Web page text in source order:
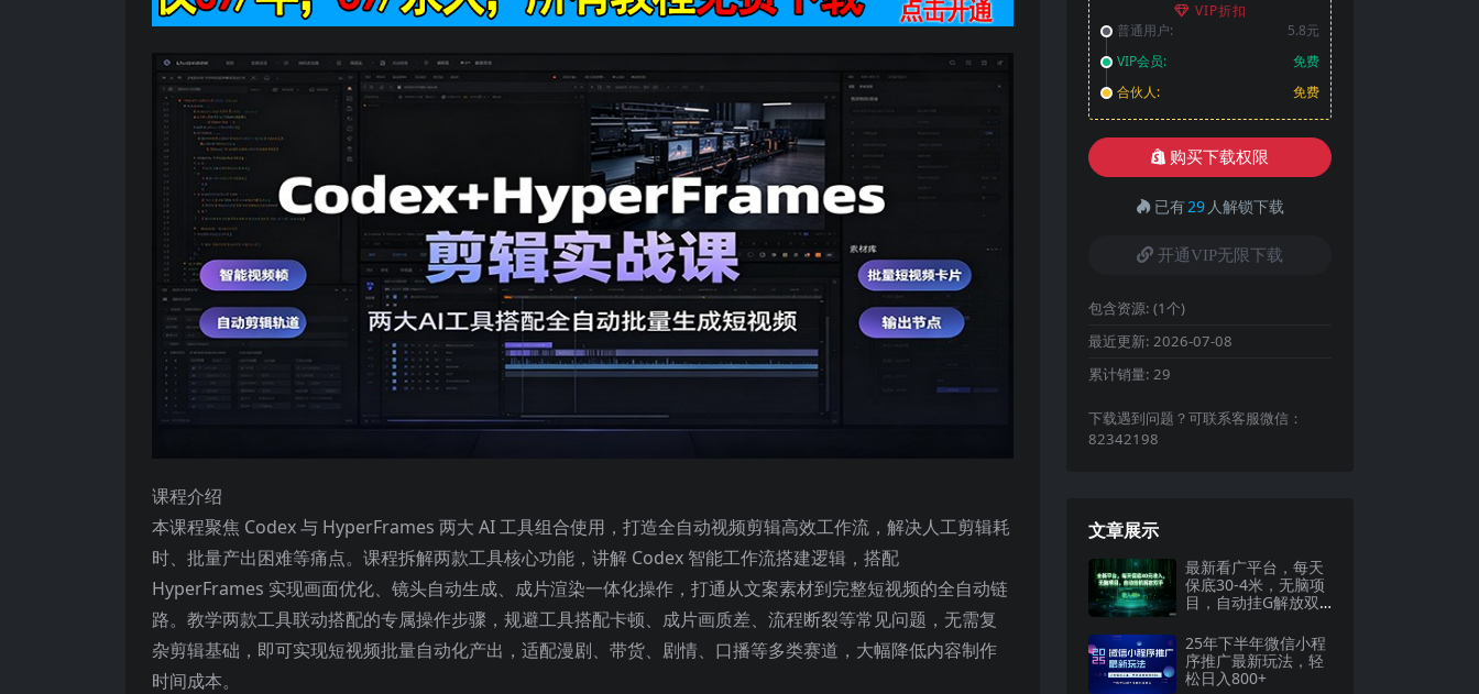
课程介绍
本课程聚焦 Codex 与 HyperFrames 两大 AI 工具组合使用，打造全自动视频剪辑高效工作流，解决人工剪辑耗
时、批量产出困难等痛点。课程拆解两款工具核心功能，讲解 Codex 智能工作流搭建逻辑，搭配
HyperFrames 实现画面优化、镜头自动生成、成片渲染一体化操作，打通从文案素材到完整短视频的全自动链
路。教学两款工具联动搭配的专属操作步骤，规避工具搭配卡顿、成片画质差、流程断裂等常见问题，无需复
杂剪辑基础，即可实现短视频批量自动化产出，适配漫剧、带货、剧情、口播等多类赛道，大幅降低内容制作
时间成本。
VIP折扣
普通用户:
5.8元
VIP会员:
免费
合伙人:
免费
购买下载权限
已有29 人解锁下载
开通VIP无限下载
包含资源: (1个)
最近更新: 2026-07-08
累计销量: 29
下载遇到问题？可联系客服微信：
82342198
文章展示
最新看广平台，每天
保底30-4米，无脑项
目，自动挂G解放双
25年下半年微信小程
序推广最新玩法，轻
松日入800+